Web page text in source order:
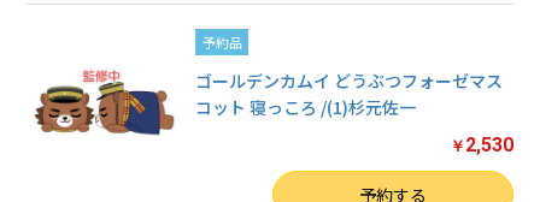
予約品
ゴールデンカムイ どうぶつフォーゼマス
コット 寝っころ /(1)杉元佐一
￥ 2,530
予約する